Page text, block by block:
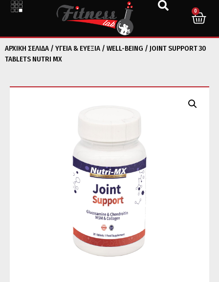
0
ΑΡΧΙΚΉ ΣΕΛΊΔΑ / ΥΓΕΙΑ & ΕΥΕΞΙΑ / WELL-BEING / JOINT SUPPORT 30
TABLETS NUTRI MX